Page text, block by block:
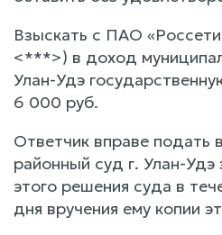
Взыскать с ПАО
<***>) в доход
Улан-Удэ
6 000 руб.
Ответчик вправе
районный суд г. Улан-Удэ
этого решения суда в
дня вручения ему копии